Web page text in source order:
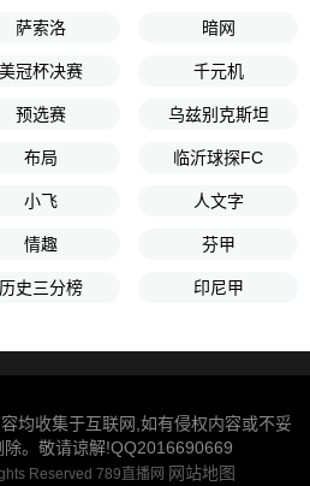
萨索洛 暗网
美冠杯决赛 千元机
预选赛 乌兹别克斯坦
布局 临沂球探FC
小飞 人文字
情趣 芬甲
历史三分榜 印尼甲
均收集于互联网,如有侵权内容或不妥
。敬请谅解!QQ2016690669
Reserved 789直播网 网站地图